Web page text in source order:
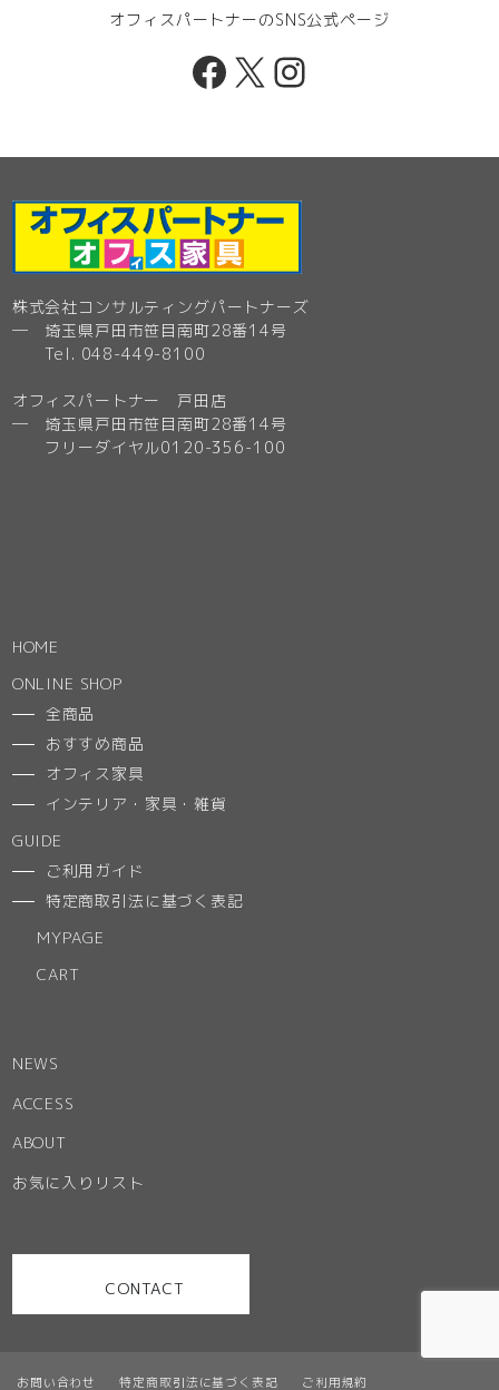
オフィスパートナーのSNS公式ページ
Facebook
X Instagram
お問い合わせ 特定商取引法に基づく表記 ご利用規約
株式会社コンサルティングパートナーズ
─ 埼玉県戸田市笹目南町28番14号
Tel. 048-449-8100
オフィスパートナー 戸田店
─ 埼玉県戸田市笹目南町28番14号
フリーダイヤル0120-356-100
HOME
ONLINE SHOP
全商品
おすすめ商品
オフィス家具
インテリア・家具・雑貨
GUIDE
ご利用ガイド
特定商取引法に基づく表記
MYPAGE
CART
NEWS
ACCESS
ABOUT
お気に入りリスト
CONTACT